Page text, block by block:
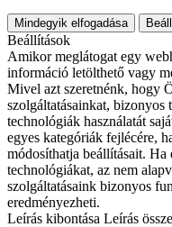
Mindegyik elfogadása
Beállítások
Amikor meglátogat egy
információ letölthető vagy
Mivel azt szeretnénk, hogy
szolgáltatásainkat,
technológiák használatát
egyes kategóriák fejlécére,
módosíthatja beállításait.
technológiákat, az nem
szolgáltatásaink bizonyos
eredményezheti.
Leírás kibontása Leírás